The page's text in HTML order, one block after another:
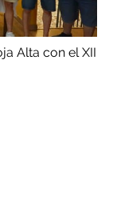
Alta con el XII